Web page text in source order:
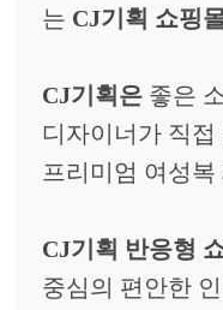
는 CJ기획 쇼핑
CJ기획은 좋은
디자이너가 직접
프리미엄 여성
CJ기획 반응형
중심의 편안한